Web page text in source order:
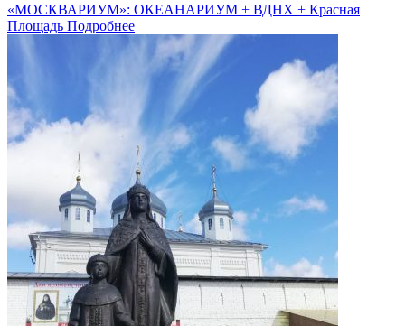
«МОСКВАРИУМ»: ОКЕАНАРИУМ + ВДНХ + Красная
Площадь Подробнее